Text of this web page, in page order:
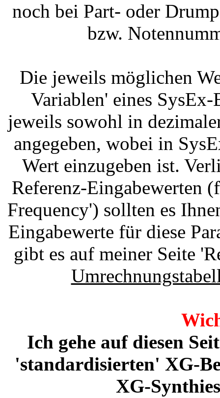
noch bei Part- oder
bzw.
Die jeweils möglichen
Variablen' eines
jeweils sowohl in
angegeben, wobei in
Wert einzugeben ist.
Referenz-Eingabewerten
Frequency') sollten es
Eingabewerte für diese
gibt es auf meiner Seite
Ich gehe auf diesen
'standardisierten' XG-
XG-